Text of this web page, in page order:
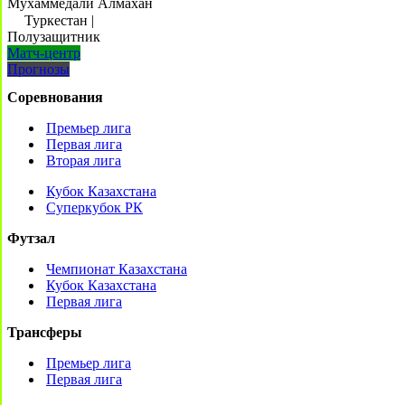
Мухаммедали Алмахан
Туркестан |
Полузащитник
Матч-центр
Прогнозы
Соревнования
Премьер лига
Первая лига
Вторая лига
Кубок Казахстана
Суперкубок РК
Футзал
Чемпионат Казахстана
Кубок Казахстана
Первая лига
Трансферы
Премьер лига
Первая лига